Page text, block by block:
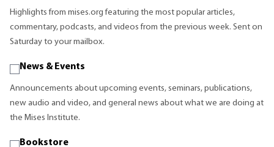
Highlights from mises.org featuring the most popular articles,
commentary, podcasts, and videos from the previous week. Sent on
Saturday to your mailbox.
News & Events
Announcements about upcoming events, seminars, publications,
new audio and video, and general news about what we are doing at
the Mises Institute.
Bookstore